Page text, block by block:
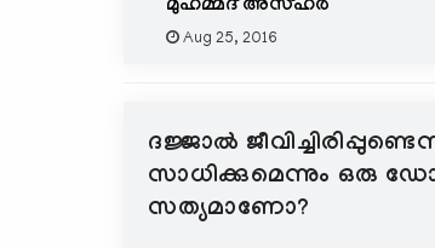
മുഹമ്മദ് അസ്ഹര്‍
Aug 25, 2016
ദജ്ജാല്‍
സാധിക്കുമെന്നും ഒരു
സത്യമാണോ?